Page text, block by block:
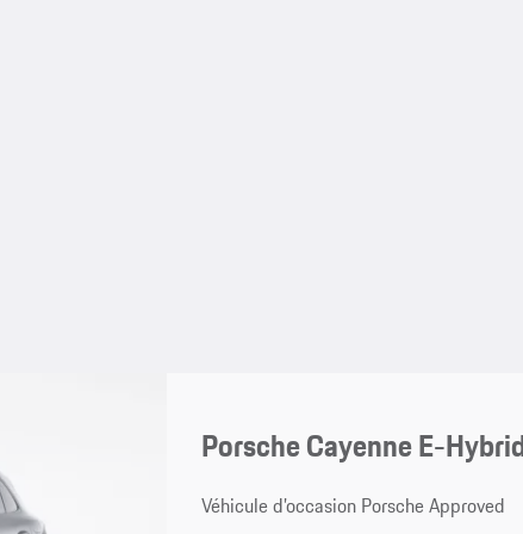
Porsche Cayenne E-
Véhicule d’occasion Porsche Approved